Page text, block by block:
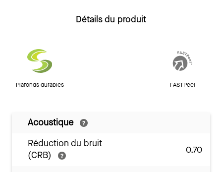
Détails du produit
Plafonds durables FASTPeel
Acoustique
Réduction du bruit
(CRB)
0.70